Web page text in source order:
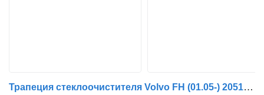
Трапеция стеклоочистителя Volvo FH (01.05-) 20517438 для тягача Volvo FH12, FH16, NH12, FH, VNL780 (1993-2014)